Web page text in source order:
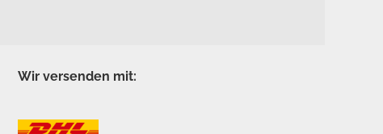
Wir versenden mit: